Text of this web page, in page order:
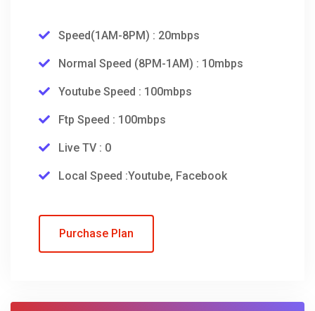
Speed(1AM-8PM) : 20mbps
Normal Speed (8PM-1AM) : 10mbps
Youtube Speed : 100mbps
Ftp Speed : 100mbps
Live TV : 0
Local Speed :Youtube, Facebook
Purchase Plan